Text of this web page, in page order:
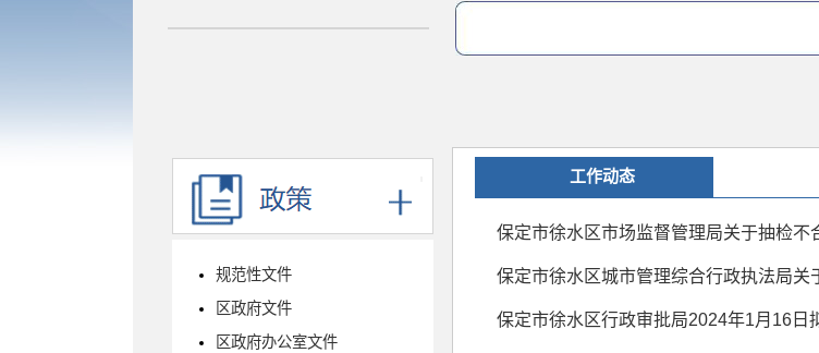
规范性文件
区政府文件
区政府办公室文件
工作动态
保定市徐水区市场监督管理局关于抽检不